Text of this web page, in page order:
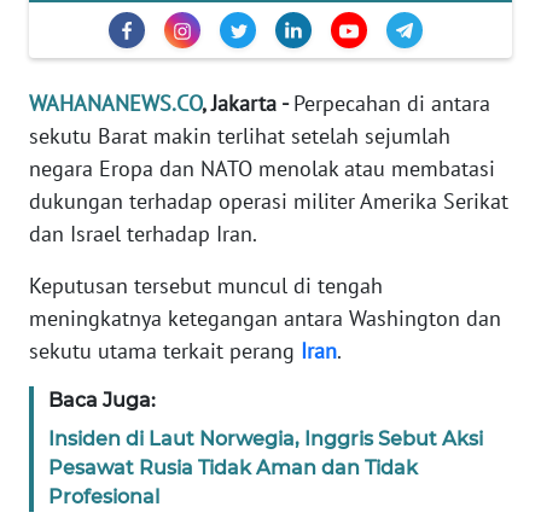
WAHANANEWS.CO, Jakarta -Perpecahan di antara
sekutu Barat makin terlihat setelah sejumlah
negara Eropa dan NATO menolak atau membatasi
dukungan terhadap operasi militer Amerika Serikat
dan Israel terhadap Iran.
Keputusan tersebut muncul di tengah
meningkatnya ketegangan antara Washington dan
sekutu utama terkait perang Iran.
Baca Juga:
Insiden di Laut Norwegia, Inggris Sebut Aksi
Pesawat Rusia Tidak Aman dan Tidak
Profesional
OLAHRAGA
EDITORIAL
Informasi
BERITA
KONTAK
INFO
IKLAN